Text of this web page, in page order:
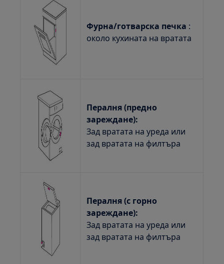
Фурна/готварска печка :
около кухината на вратата
Пералня (предно
зареждане):
Зад вратата на уреда или
зад вратата на филтъра
Пералня (с горно
зареждане):
Зад вратата на уреда или
зад вратата на филтъра